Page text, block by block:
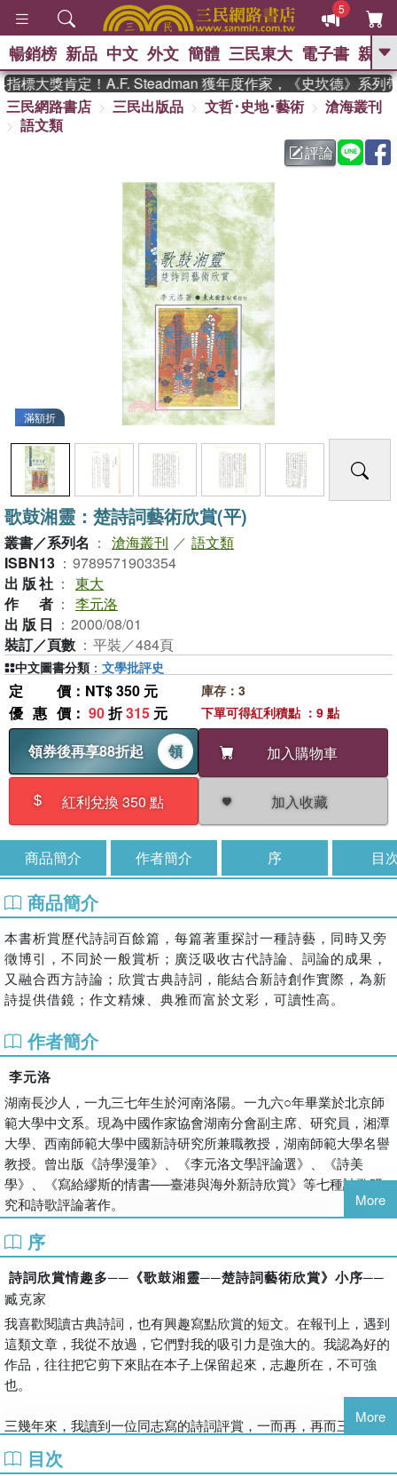
5
GO
熱搜： 東野圭吾 、 高希均教授回憶錄
暑期推薦 、 國際布克
方念華 、 台灣的李
登輝時代 、 數學女孩：黎曼猜想
偉大的迷走神經
暢銷榜 新品 中文 外文 簡體 三民東大 電子書 親子
大獎肯定！A.F. Steadman 獲年度作家，《史坎德》系列帶
三民網路書店
三民出版品 文哲･史地･藝術
滄海叢刊
語文類
評論
滿額折
歌鼓湘靈：楚詩詞藝術欣賞(平)
叢書／系列名 ： 滄海叢刊 ／ 語文類
ISBN13 ： 9789571903354
出版社 ： 東大
作者 ： 李元洛
出版日 ： 2000/08/01
裝訂／頁數 ： 平裝／484頁
定價 ：NT$ 350 元
優惠價 ： 90折315 元
領券後再享88折起
領 加入購物車
紅利兌換 350 點 加入收藏
庫存：3
下單可得紅利積點 ：9 點
中文圖書分類 ： 文學批評史
商品簡介 作者簡介 序 目
商品簡介
本書析賞歷代詩詞百餘篇，每篇著重探討一種詩藝，同時又旁
徵博引，不同於一般賞析；廣泛吸收古代詩論、詞論的成果，
又融合西方詩論；欣賞古典詩詞，能結合新詩創作實際，為新
詩提供借鏡；作文精煉、典雅而富於文彩，可讀性高。
作者簡介
李元洛
湖南長沙人，一九三七年生於河南洛陽。一九六○年畢業於北京師
範大學中文系。現為中國作家協會湖南分會副主席、研究員，湘潭
大學、西南師範大學中國新詩研究所兼職教授，湖南師範大學名譽
教授。曾出版《詩學漫筆》、《李元洛文學評論選》、《詩美
學》、《寫給繆斯的情書──臺港與海外新詩欣賞》等七種詩歌研
究和詩歌評論著作。
More
序
詩詞欣賞情趣多──《歌鼓湘靈──楚詩詞藝術欣賞》小序──
臧克家
我喜歡閱讀古典詩詞，也有興趣寫點欣賞的短文。在報刊上，遇到
這類文章，我從不放過，它們對我的吸引力是強大的。我認為好的
作品，往往把它剪下來貼在本子上保留起來，志趣所在，不可強
也。
三幾年來，我讀到一位同志寫的詩詞評賞，一而再，再而三，引起
人；現在何處？一種強烈憐才而期望一面的念頭，在心中油然而
More
目次